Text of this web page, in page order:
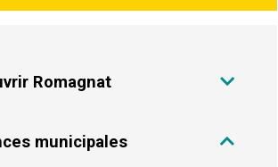
Romagnat
municipales